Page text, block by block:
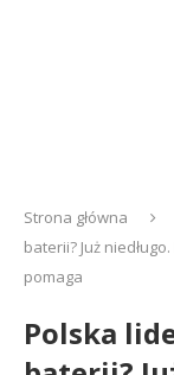
Strona główna
baterii? Już
pomaga
Polska